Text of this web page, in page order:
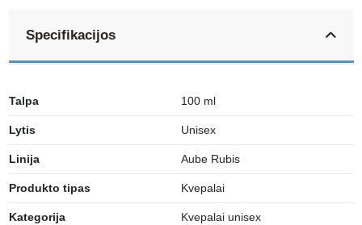
Specifikacijos
Talpa 100 ml
Lytis Unisex
Linija Aube Rubis
Produkto tipas Kvepalai
Kategorija Kvepalai unisex